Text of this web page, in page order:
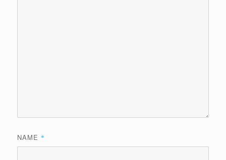
NAME *